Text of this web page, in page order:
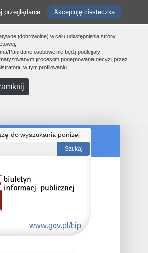
przeglądarce. Akceptuję ciasteczka
(dobrowolne) w celu udostępnienia strony
Pani dane osobowe nie będą podlegały
procesom podejmowania decyzji przez
w tym profilowaniu.
do wyszukania poniżej
www.gov.pl/bip